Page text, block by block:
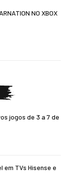
NO XBOX
jogos de 3 a 7 de
em TVs Hisense e